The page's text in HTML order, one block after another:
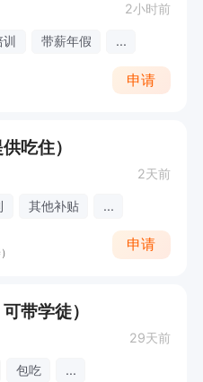
2小时前
带薪年假 ...
申请
吃住）
2天前
其他补贴 ...
申请
带学徒）
29天前
包吃 ...